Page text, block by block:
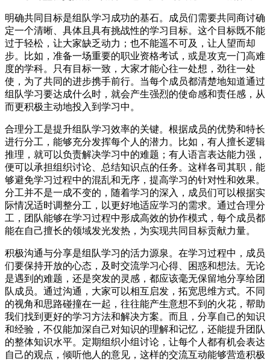
明确共同目标是组队学习成功的基石。成员们需要共同商讨确
定一个清晰、具体且具有挑战性的学习目标。这个目标既不能
过于轻松，让大家缺乏动力；也不能遥不可及，让人望而却
步。比如，准备一场重要的职业资格考试，或是攻克一门高难
度的学科。只有目标一致，大家才能心往一处想，劲往一处
使，为了共同的进步携手前行。当每个成员都清楚地知道通过
组队学习要达成什么时，就会产生强烈的使命感和责任感，从
而更积极主动地投入到学习中。
合理分工是提升组队学习效率的关键。根据成员的优势和特长
进行分工，能够充分发挥每个人的潜力。比如，有人擅长逻辑
推理，就可以负责解决学习中的难题；有人语言表达能力强，
便可以承担组织讨论、总结知识点的任务。这样各司其职，能
够避免学习过程中的混乱和无序，提高学习的针对性和效果。
分工并不是一成不变的，随着学习的深入，成员们可以根据实
际情况适时调整分工，以更好地适应学习的需求。通过合理分
工，团队能够在学习过程中形成高效的协作模式，每个成员都
能在自己擅长的领域发光发热，为实现共同目标贡献力量。
积极沟通与分享是组队学习的活力源泉。在学习过程中，成员
们要保持开放的心态，及时交流学习心得、困惑和想法。无论
是遇到的难题，还是突发的灵感，都应该毫无保留地分享给团
队成员。通过沟通，大家可以相互启发，拓宽思维方式。不同
的视角和思路碰撞在一起，往往能产生意想不到的火花，帮助
我们找到更好的学习方法和解决方案。而且，分享自己的知识
和经验，不仅能加深自己对知识的理解和记忆，还能提升团队
的整体知识水平。定期组织小组讨论，让每个人都有机会表达
自己的观点，倾听他人的意见，这样的交流互动能够营造积极